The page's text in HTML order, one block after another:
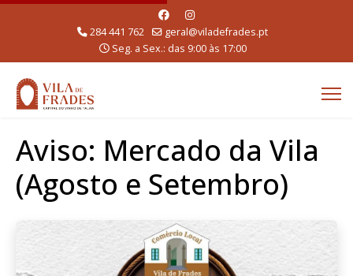
284 441 762
geral@viladefrades.pt
Seg. a Sex.: das 9:00 às 17:00
Aviso: Mercado da Vila
(Agosto e Setembro)